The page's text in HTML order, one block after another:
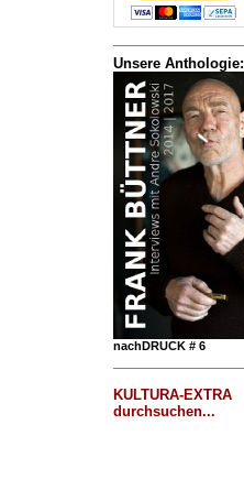
Unsere Anthologie:
nachDRUCK # 6
KULTURA-EXTRA
durchsuchen...